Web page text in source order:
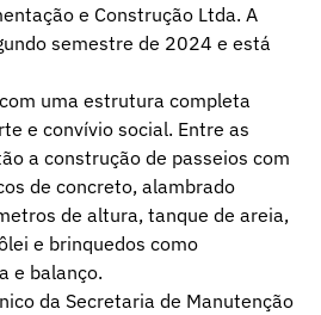
e Construção Ltda. A
semestre de 2024 e está
uma estrutura completa
e convívio social. Entre as
a construção de passeios com
de concreto, alambrado
de altura, tanque de areia,
e brinquedos como
e balanço.
da Secretaria de Manutenção